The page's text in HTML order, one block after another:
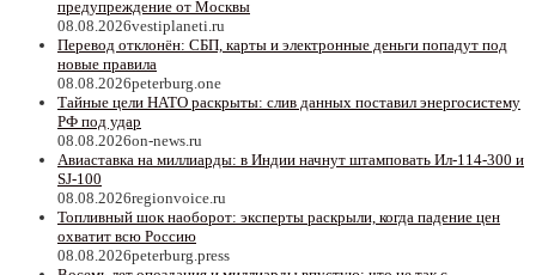
предупреждение от Москвы
08.08.2026vestiplaneti.ru
Перевод отклонён: СБП, карты и электронные деньги попадут под
новые правила
08.08.2026peterburg.one
Тайные цели НАТО раскрыты: слив данных поставил энергосистему
РФ под удар
08.08.2026on-news.ru
Авиаставка на миллиарды: в Индии начнут штамповать Ил‑114‑300 и
SJ‑100
08.08.2026regionvoice.ru
Топливный шок наоборот: эксперты раскрыли, когда падение цен
охватит всю Россию
08.08.2026peterburg.press